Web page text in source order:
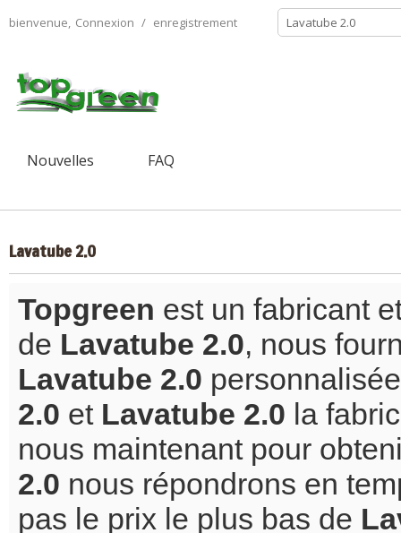
bienvenue, Connexion / enregistrement
Nouvelles FAQ
Lavatube 2.0
Topgreen est un fabricant
de Lavatube 2.0, nous
Lavatube 2.0
2.0 et Lavatube 2.0 la
nous maintenant pour
2.0 nous répondrons en
pas le prix le plus bas de